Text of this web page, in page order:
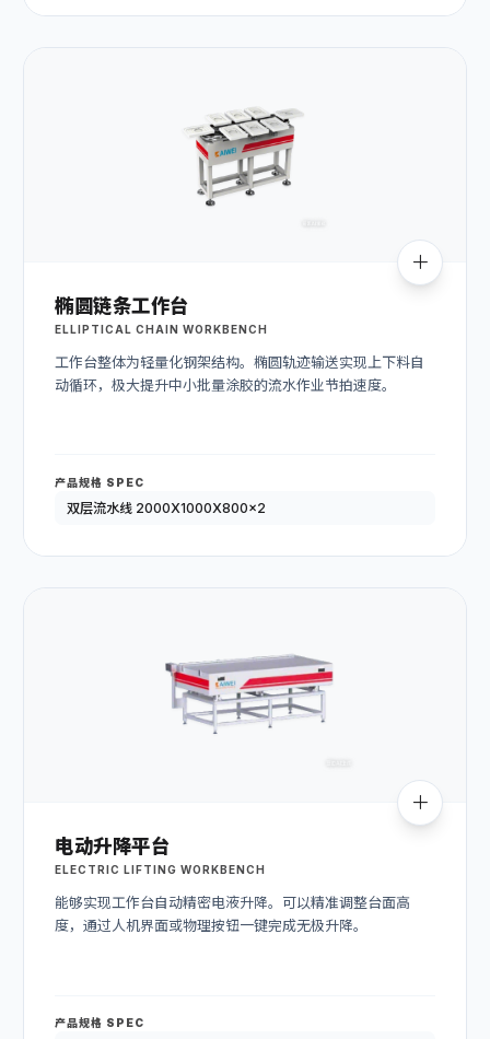
椭圆链条工作台
ELLIPTICAL CHAIN WORKBENCH
工作台整体为轻量化钢架结构。椭圆轨迹输送实现上下料自
动循环，极大提升中小批量涂胶的流水作业节拍速度。
产品规格 SPEC
双层流水线 2000X1000X800x2
电动升降平台
ELECTRIC LIFTING WORKBENCH
能够实现工作台自动精密电液升降。可以精准调整台面高
度，通过人机界面或物理按钮一键完成无极升降。
产品规格 SPEC